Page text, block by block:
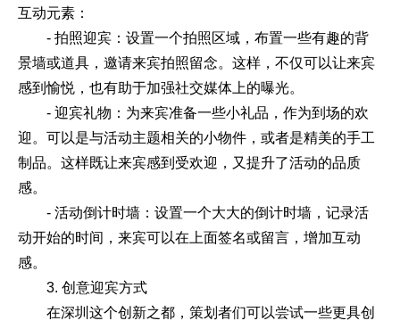
互动元素：
- 拍照迎宾：设置一个拍照区域，布置一些有趣的背
景墙或道具，邀请来宾拍照留念。这样，不仅可以让来宾
感到愉悦，也有助于加强社交媒体上的曝光。
- 迎宾礼物：为来宾准备一些小礼品，作为到场的欢
迎。可以是与活动主题相关的小物件，或者是精美的手工
制品。这样既让来宾感到受欢迎，又提升了活动的品质
感。
- 活动倒计时墙：设置一个大大的倒计时墙，记录活
动开始的时间，来宾可以在上面签名或留言，增加互动
感。
3. 创意迎宾方式
在深圳这个创新之都，策划者们可以尝试一些更具创